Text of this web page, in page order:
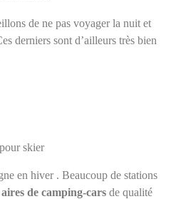
de ne pas voyager la nuit et
derniers sont d’ailleurs très bien
en hiver . Beaucoup de stations
aires de camping-cars de qualité